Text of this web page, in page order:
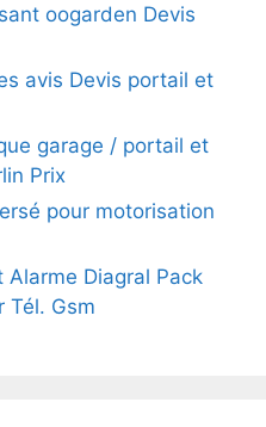
oogarden Devis
avis Devis portail et
garage / portail et
Prix
pour motorisation
Diagral Pack
Tél. Gsm